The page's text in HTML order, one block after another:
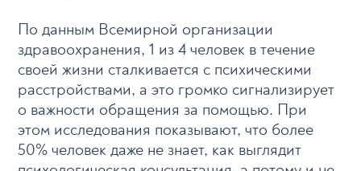
По данным Всемирной организации
здравоохранения, 1 из 4 человек в течение
своей жизни сталкивается с психическими
расстройствами, а это громко сигнализирует
о важности обращения за помощью. При
этом исследования показывают, что более
50% человек даже не знает, как выглядит